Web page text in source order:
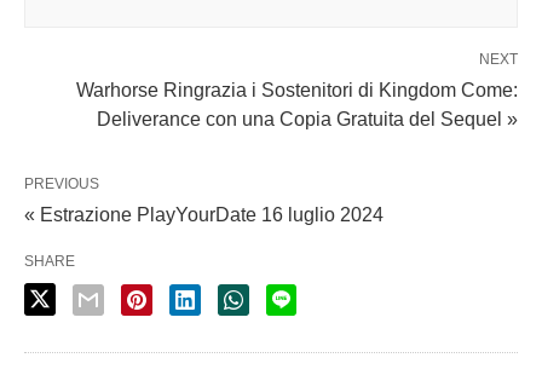
NEXT
Warhorse Ringrazia i Sostenitori di Kingdom Come:
Deliverance con una Copia Gratuita del Sequel »
PREVIOUS
« Estrazione PlayYourDate 16 luglio 2024
SHARE